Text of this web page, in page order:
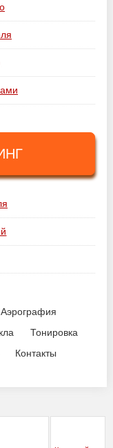
Аэрография
Тонировка
Контакты